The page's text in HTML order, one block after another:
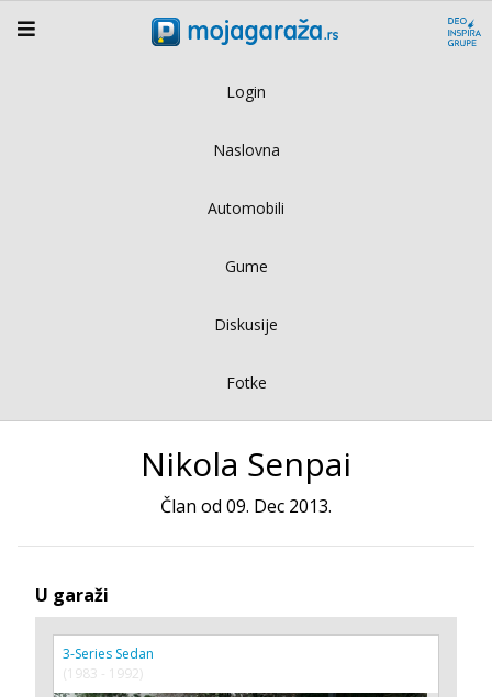
Login
Naslovna
Automobili
Gume
Diskusije
Fotke
Nikola Senpai
Član od 09. Dec 2013.
U garaži
3-Series Sedan
(1983 - 1992)